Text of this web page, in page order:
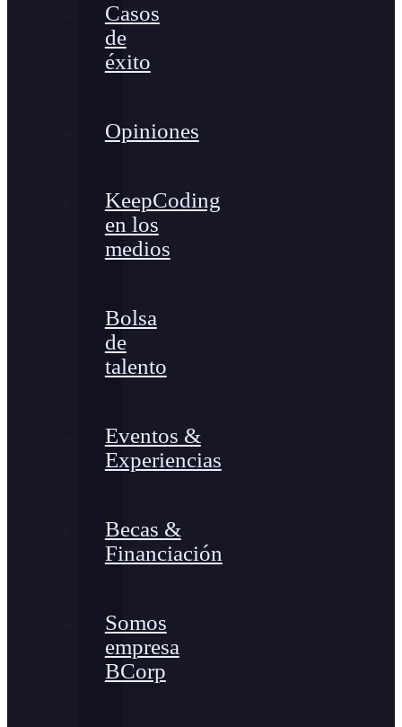
Casos
de
éxito
Opiniones
KeepCoding
en los
medios
Bolsa
de
talento
Eventos &
Experiencias
Becas &
Financiación
Somos
empresa
BCorp